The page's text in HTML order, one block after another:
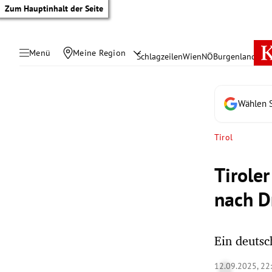
Zum Hauptinhalt der Seite
Menü Meine Region SchlagzeilenWienNÖBurgenland
Wählen
Tirol
nach
Ein
12.09.2025,